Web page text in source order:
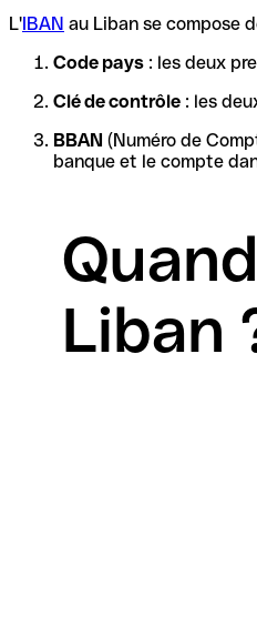
L'IBAN au Liban se compose
Code pays : les deux
Clé de contrôle : les
BBAN (Numéro de Compte
banque et le compte
Liban